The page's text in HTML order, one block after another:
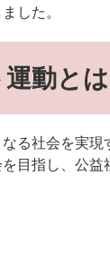
した。
動とは
る社会を実
目指し、公